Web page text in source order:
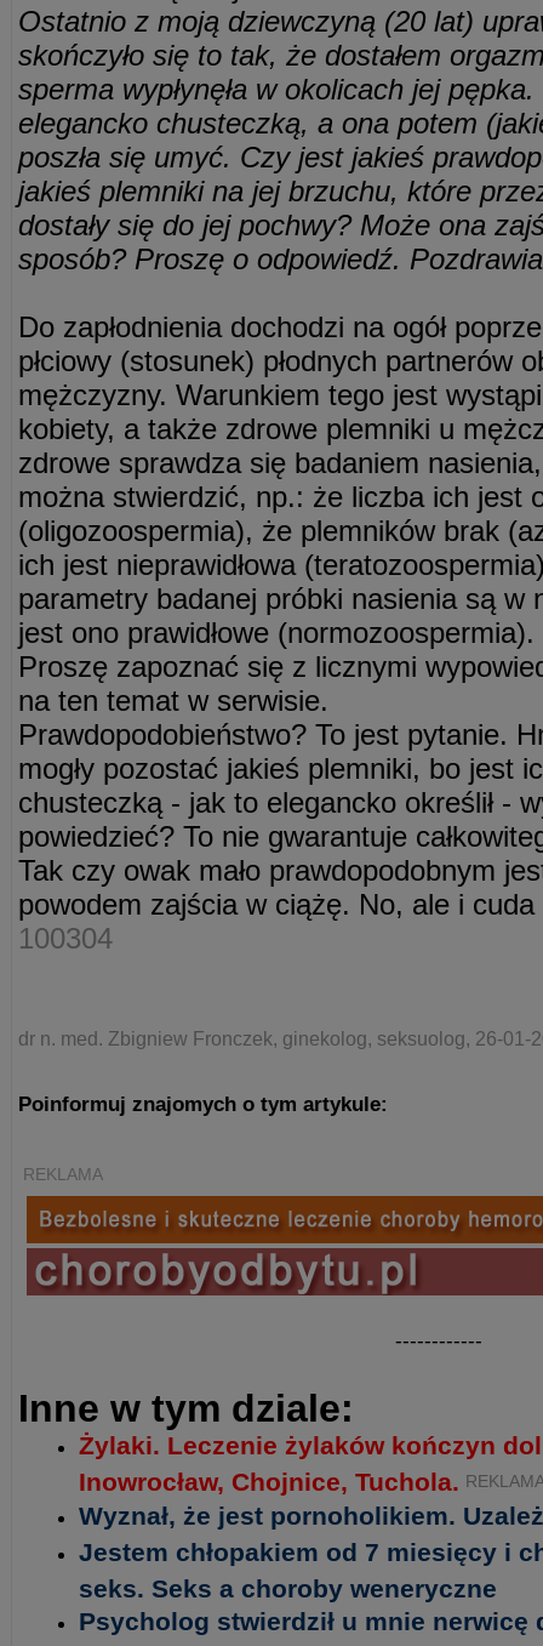
Ostatnio z moją dziewczyną (20 lat)
skończyło się to tak, że dostałem
sperma wypłynęła w okolicach jej
elegancko chusteczką, a ona potem
poszła się umyć. Czy jest jakieś
jakieś plemniki na jej brzuchu, które
dostały się do jej pochwy? Może ona
sposób? Proszę o odpowiedź.
Do zapłodnienia dochodzi na ogół
płciowy (stosunek) płodnych partnerów
mężczyzny. Warunkiem tego jest
kobiety, a także zdrowe plemniki u
zdrowe sprawdza się badaniem
można stwierdzić, np.: że liczba ich jest
(oligozoospermia), że plemników brak
ich jest nieprawidłowa
parametry badanej próbki nasienia są w
jest ono prawidłowe
Proszę zapoznać się z licznymi
na ten temat w serwisie.
Prawdopodobieństwo? To jest pytanie.
mogły pozostać jakieś plemniki, bo jest
chusteczką - jak to elegancko określił -
powiedzieć? To nie gwarantuje
Tak czy owak mało prawdopodobnym
powodem zajścia w ciążę. No, ale i
100304
dr n. med. Zbigniew Fronczek, ginekolog, seksuolog, 26-01-
Poinformuj znajomych o tym artykule:
REKLAMA
------------
Inne w tym dziale:
Żylaki. Leczenie żylaków kończyn
Inowrocław, Chojnice, Tuchola.
Wyznał, że jest pornoholikiem.
Jestem chłopakiem od 7 miesięcy i
seks. Seks a choroby weneryczne
Psycholog stwierdził u mnie nerwicę